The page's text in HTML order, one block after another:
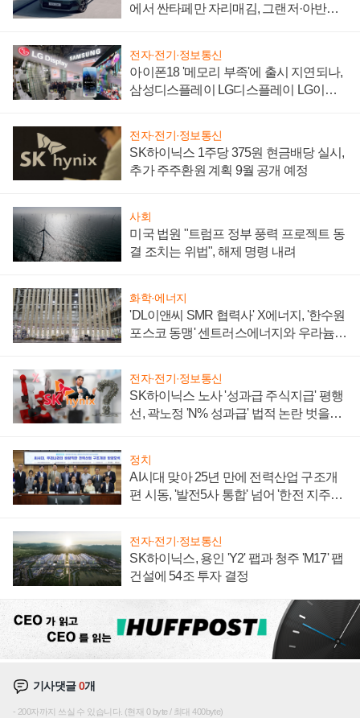
에서 싼타페만 자리매김, 그랜저·아반떼
전자·전기·정보통신
아이폰18 '메모리 부족'에 출시 지연되나,
삼성디스플레이 LG디스플레이 LG이노
전자·전기·정보통신
SK하이닉스 1주당 375원 현금배당 실시,
추가 주주환원 계획 9월 공개 예정
사회
미국 법원 "트럼프 정부 풍력 프로젝트 동
결 조치는 위법", 해제 명령 내려
화학·에너지
'DL이앤씨 SMR 협력사' X에너지, '한수원
포스코 동맹' 센트러스에너지와 우라늄
전자·전기·정보통신
SK하이닉스 노사 '성과급 주식지급' 평행
선, 곽노정 'N% 성과급' 법적 논란 벗을지
정치
AI시대 맞아 25년 만에 전력산업 구조개
편 시동, '발전5사 통합' 넘어 '한전 지주사'
전자·전기·정보통신
SK하이닉스, 용인 'Y2' 팹과 청주 'M17' 팹
건설에 54조 투자 결정
기사댓글0개
200자까지 쓰실 수 있습니다. (현재 0 byte / 최대 400byte)